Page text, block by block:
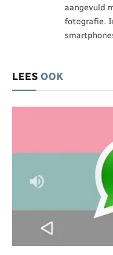
aangevuld
fotografie.
LEES OOK